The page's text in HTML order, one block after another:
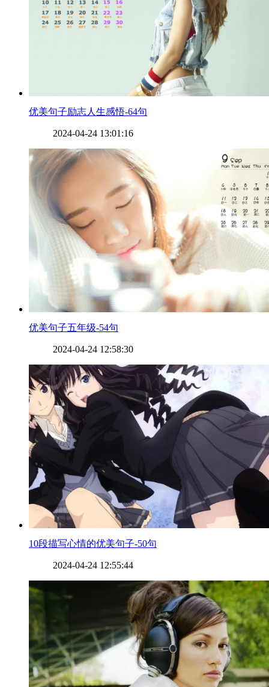
​优美句子励志人生感悟-64句
2024-04-24 13:01:16
​优美句子五年级-54句
2024-04-24 12:58:30
​10段描写心情的优美句子-50句
2024-04-24 12:55:44